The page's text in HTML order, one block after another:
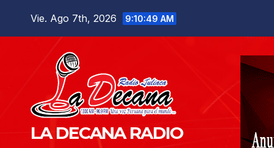
Vie. Ago 7th, 2026 9:10:51 AM
LA DECANA RADIO